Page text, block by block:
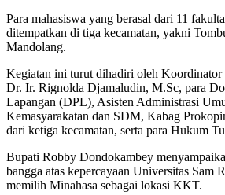
Para mahasiswa yang berasal dari 11
ditempatkan di tiga kecamatan, yakni
Mandolang.
Kegiatan ini turut dihadiri oleh
Dr. Ir. Rignolda Djamaludin, M.Sc, para
Lapangan (DPL), Asisten Administrasi
Kemasyarakatan dan SDM, Kabag
dari ketiga kecamatan, serta para Hukum
Bupati Robby Dondokambey
bangga atas kepercayaan Universitas Sam
memilih Minahasa sebagai lokasi KKT.